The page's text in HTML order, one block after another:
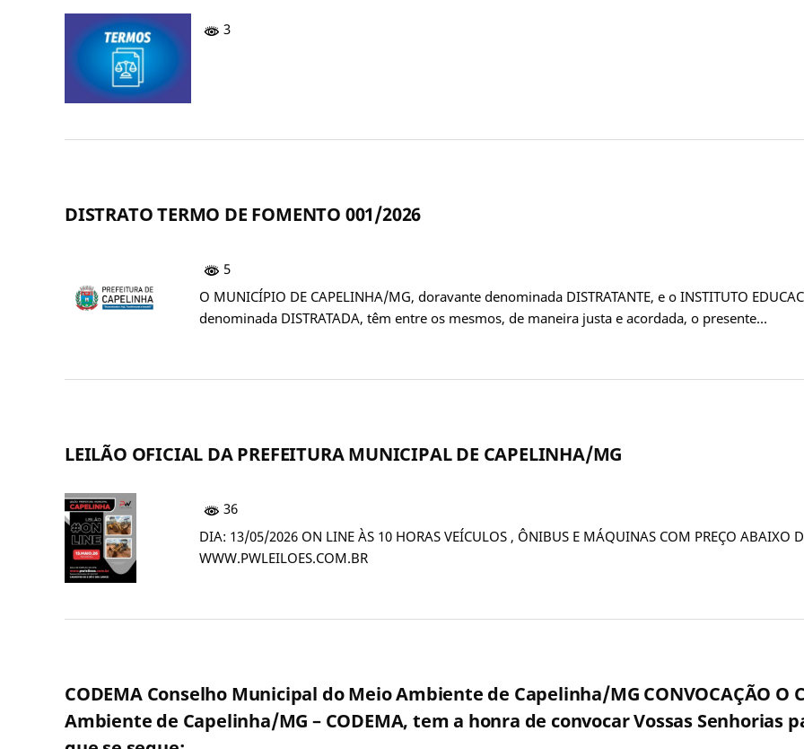
3
DISTRATO TERMO DE FOMENTO 001/2026
5
O MUNICÍPIO DE CAPELINHA/MG, doravante denominada DISTRATANTE, e o INSTITUTO
denominada DISTRATADA, têm entre os mesmos, de maneira justa e acordada, o presente…
LEILÃO OFICIAL DA PREFEITURA MUNICIPAL DE CAPELINHA/MG
36
DIA: 13/05/2026 ON LINE ÀS 10 HORAS VEÍCULOS , ÔNIBUS E MÁQUINAS COM PREÇO ABAIXO
WWW.PWLEILOES.COM.BR
CODEMA Conselho Municipal do Meio Ambiente de Capelinha/MG CONVOCAÇÃO
Ambiente de Capelinha/MG – CODEMA, tem a honra de convocar Vossas Senhorias